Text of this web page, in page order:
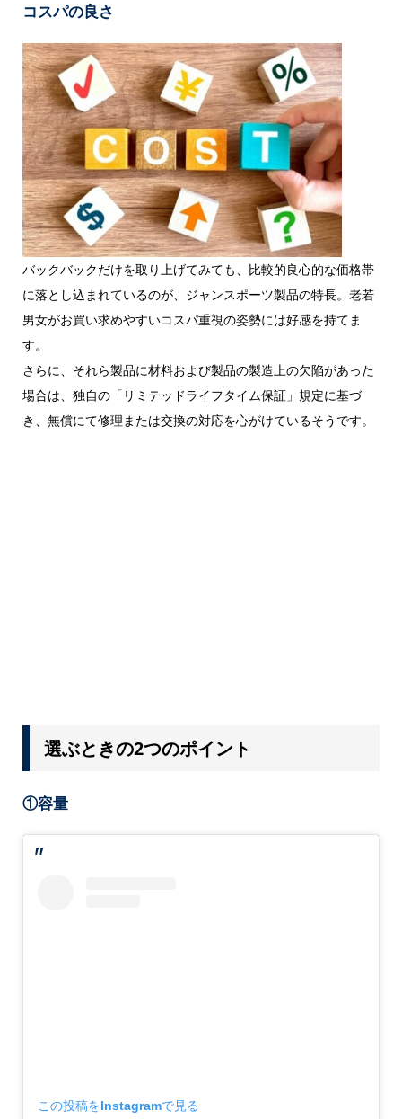
コスパの良さ
バックバックだけを取り上げてみても、比較的良心的な価格帯
に落とし込まれているのが、ジャンスポーツ製品の特長。老若
男女がお買い求めやすいコスパ重視の姿勢には好感を持てま
す。
さらに、それら製品に材料および製品の製造上の欠陥があった
場合は、独自の「リミテッドライフタイム保証」規定に基づ
き、無償にて修理または交換の対応を心がけているそうです。
選ぶときの2つのポイント
①容量
この投稿をInstagramで見る